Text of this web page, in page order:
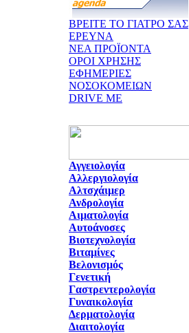
ΒΡΕΙΤΕ ΤΟ ΓΙΑΤΡΟ ΣΑΣ
ΕΡΕΥΝΑ
ΝΕΑ ΠΡΟΪΟΝΤΑ
ΟΡΟΙ ΧΡΗΣΗΣ
ΕΦΗΜΕΡΙΕΣ
ΝΟΣΟΚΟΜΕΙΩΝ
DRIVE ME
Αγγειολογία
Αλλεργιολογία
Αλτσχάιμερ
Ανδρολογία
Αιματολογία
Αυτοάνοσες
Βιοτεχνολογία
Βιταμίνες
Βελονισμός
Γενετική
Γαστρεντερολογία
Γυναικολογία
Δερματολογία
Διαιτολογία